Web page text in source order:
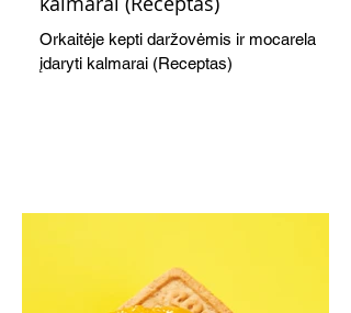
Orkaitėje kepti daržovėmis ir mocarela
įdaryti kalmarai (Receptas)